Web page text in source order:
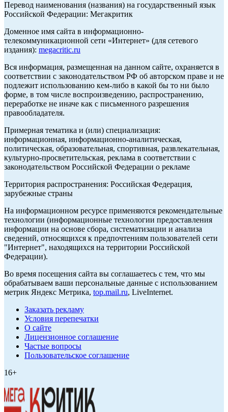
Перевод наименования (названия) на государственный язык
Российской Федерации: Мегакритик
Доменное имя сайта в информационно-
телекоммуникационной сети «Интернет» (для сетевого
издания): megacritic.ru
Вся информация, размещенная на данном сайте, охраняется в
соответствии с законодательством РФ об авторском праве и не
подлежит использованию кем-либо в какой бы то ни было
форме, в том числе воспроизведению, распространению,
переработке не иначе как с письменного разрешения
правообладателя.
Примерная тематика и (или) специализация:
информационная, информационно-аналитическая,
политическая, образовательная, спортивная, развлекательная,
культурно-просветительская, реклама в соответствии с
законодательством Российской Федерации о рекламе
Территория распространения: Российская Федерация,
зарубежные страны
На информационном ресурсе применяются рекомендательные
технологии (информационные технологии предоставления
информации на основе сбора, систематизации и анализа
сведений, относящихся к предпочтениям пользователей сети
"Интернет", находящихся на территории Российской
Федерации).
Во время посещения сайта вы соглашаетесь с тем, что мы
обрабатываем ваши персональные данные с использованием
метрик Яндекс Метрика, top.mail.ru, LiveInternet.
Заказать рекламу
Условия перепечатки
О сайте
Лицензионное соглашение
Частые вопросы
Пользовательское соглашение
16+